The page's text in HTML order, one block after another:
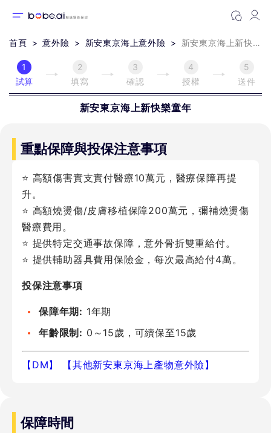
首頁 意外險 新安東京海上意外險 新安東京海上新快樂童年
1
試算
2
填寫
3
確認
4
授權
5
送件
新安東京海上新快樂童年
重點保障與投保注意事項
⭐ 高額傷害實支實付醫療10萬元，醫療保障再提
升。
⭐ 高額燒燙傷/皮膚移植保障200萬元，彌補燒燙傷
醫療費用。
⭐ 提供特定交通事故保障，意外骨折雙重給付。
⭐ 提供輔助器具費用保險金，每次最高給付4萬。
投保注意事項
保障年期: 1年期
年齡限制: 0～15歲，可續保至15歲
【DM】 【其他新安東京海上產物意外險】
保障時間